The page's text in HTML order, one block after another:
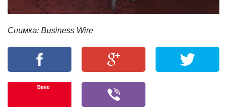
Снимка: Business Wire
Save